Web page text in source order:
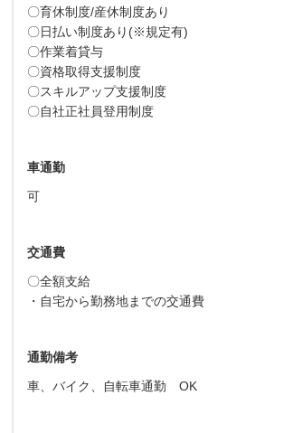
〇育休制度/産休制度あり
〇日払い制度あり(※規定有)
〇作業着貸与
〇資格取得支援制度
〇スキルアップ支援制度
〇自社正社員登用制度
車通勤
可
交通費
〇全額支給
・自宅から勤務地までの交通費
通勤備考
車、バイク、自転車通勤 OK